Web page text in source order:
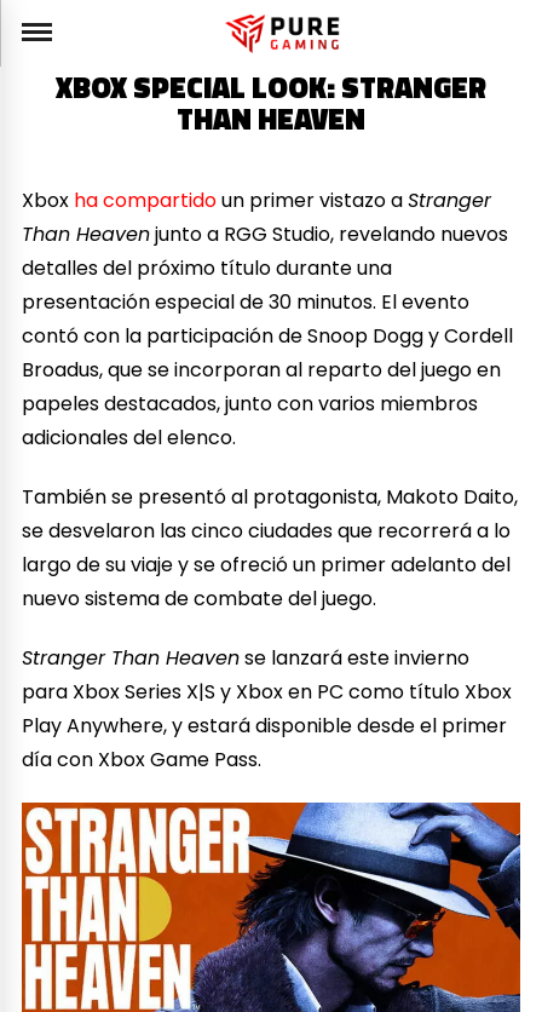
XBOX SPECIAL LOOK: STRANGER
THAN HEAVEN
Xbox ha compartidoun primer vistazo aStranger
Than Heavenjunto a RGG Studio, revelando nuevos
detalles del próximo título durante una
presentación especial de 30 minutos. El evento
contó con la participación de Snoop Dogg y Cordell
Broadus, que se incorporan al reparto del juego en
papeles destacados, junto con varios miembros
adicionales del elenco.
También se presentó al protagonista, Makoto Daito,
se desvelaron las cinco ciudades que recorrerá a lo
largo de su viaje y se ofreció un primer adelanto del
nuevo sistema de combate del juego.
Stranger Than Heavense lanzará este invierno
para Xbox Series X|S y Xbox en PC como título Xbox
Play Anywhere, y estará disponible desde el primer
día con Xbox Game Pass.